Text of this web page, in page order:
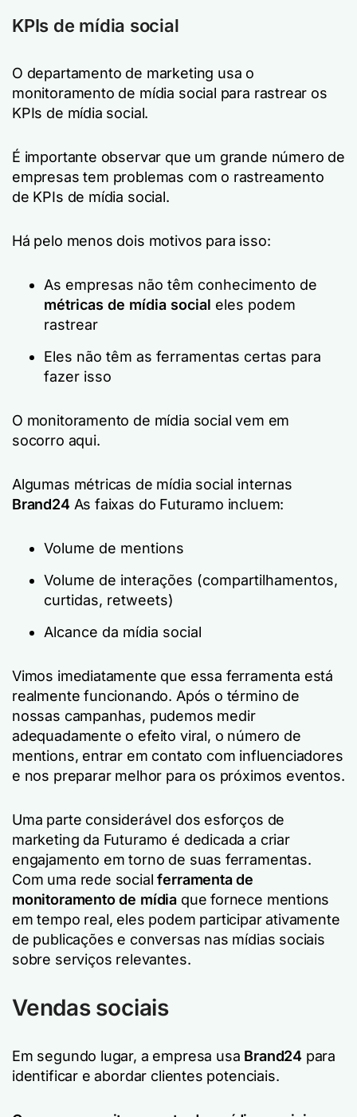
KPIs de mídia social
O departamento de marketing usa o
monitoramento de mídia social para rastrear os
KPIs de mídia social.
É importante observar que um grande número de
empresas tem problemas com o rastreamento
de KPIs de mídia social.
Há pelo menos dois motivos para isso:
As empresas não têm conhecimento de
métricas de mídia social eles podem
rastrear
Eles não têm as ferramentas certas para
fazer isso
O monitoramento de mídia social vem em
socorro aqui.
Algumas métricas de mídia social internas
Brand24As faixas do Futuramo incluem:
Volume de mentions
Volume de interações (compartilhamentos,
curtidas, retweets)
Alcance da mídia social
Vimos imediatamente que essa ferramenta está
realmente funcionando. Após o término de
nossas campanhas, pudemos medir
adequadamente o efeito viral, o número de
mentions, entrar em contato com influenciadores
e nos preparar melhor para os próximos eventos.
Uma parte considerável dos esforços de
marketing da Futuramo é dedicada a criar
engajamento em torno de suas ferramentas.
Com uma rede socialferramenta de
monitoramento de mídia que fornece mentions
em tempo real, eles podem participar ativamente
de publicações e conversas nas mídias sociais
sobre serviços relevantes.
Vendas sociais
Em segundo lugar, a empresa usa Brand24 para
identificar e abordar clientes potenciais.